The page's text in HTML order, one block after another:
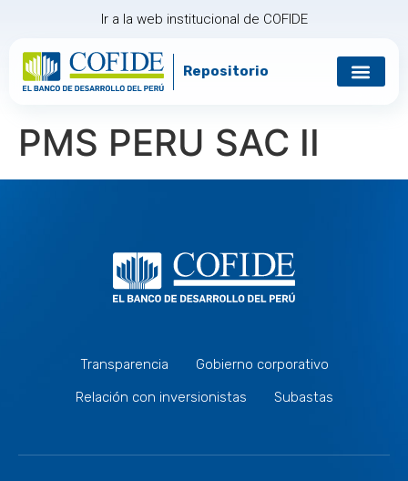
Ir a la web institucional de COFIDE
Repositorio
PMS PERU SAC II
Transparencia
Gobierno corporativo
Relación con inversionistas
Subastas